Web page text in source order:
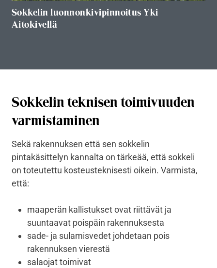
Sokkelin luonnonkivipinnoitus Yki
Aitokivellä
Sokkelin teknisen toimivuuden
varmistaminen
Sekä rakennuksen että sen sokkelin
pintakäsittelyn kannalta on tärkeää, että sokkeli
on toteutettu kosteusteknisesti oikein. Varmista,
että:
maaperän kallistukset ovat riittävät ja
suuntaavat poispäin rakennuksesta
sade- ja sulamisvedet johdetaan pois
rakennuksen vierestä
salaojat toimivat